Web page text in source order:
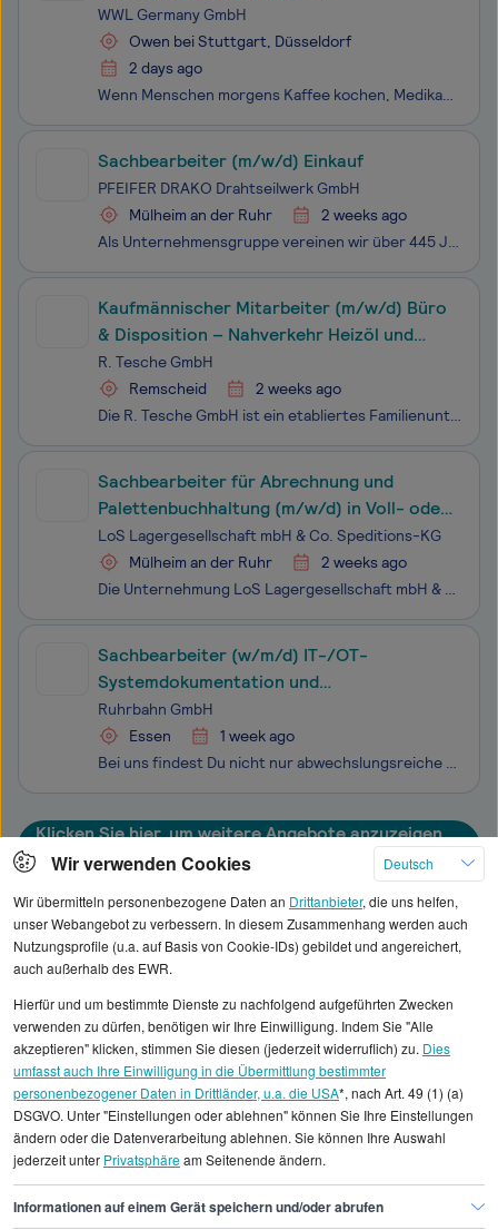
WWL Germany GmbH
Owen bei Stuttgart, Düsseldorf
2 days ago
Wenn Menschen morgens Kaffee kochen, Medikamente ankommen oder Ersatzteile rechtzeitig in der Produktion sind, steckt dahinter oft ein Export, der einfach funktioniert. Genau daran arbeitest du zusammen mit uns in Düsseldorf bei der Worldwide Logistics Group. Du machst Seefracht Export & Import
Sachbearbeiter (m/w/d) Einkauf
PFEIFER DRAKO Drahtseilwerk GmbH
Mülheim an der Ruhr
2 weeks ago
Als Unternehmensgruppe vereinen wir über 445 Jahre Erfahrung mit einem globalen Team aus über 1.400 Industrie-Experten. Wir setzen neue Maßstäbe für vielfältige Anwendungen innerhalb der Bau-, Logistik- und Architekturbranche. Darüber hinaus heißt „Wir schaffen Verbindungen, auf die Sie sich verlass
Kaufmännischer Mitarbeiter (m/w/d) Büro
& Disposition – Nahverkehr Heizöl und
Tankschutz Planung
R. Tesche GmbH
Remscheid
2 weeks ago
Die R. Tesche GmbH ist ein etabliertes Familienunternehmen aus Remscheid, das seit 1888 in fünfter Generation im Bergischen Land verwurzelt ist. Als spezialisierter Anbieter im Nahverkehr für Heizöl steuern wir flexible Transportlösungen und effiziente Dispositionsprozesse, die eine zuverlässige und
Sachbearbeiter für Abrechnung und
Palettenbuchhaltung (m/w/d) in Voll- oder
Teilzeit
LoS Lagergesellschaft mbH & Co. Speditions-KG
Mülheim an der Ruhr
2 weeks ago
Die Unternehmung LoS Lagergesellschaft mbH & Co. Speditions-KG gehört der Mahnke Unternehmensgruppe an. Die LoS Lagergesellschaft mbH & Co Speditions-KG ist Spezialist für Beschaffungslogistik im Lebensmitteleinzelhandel und Teil unserer Unternehmensgruppe. Wir beliefern täglich zahlreiche Handelspa
Sachbearbeiter (w/m/d) IT-/OT-
Systemdokumentation und
Systemadministration
Ruhrbahn GmbH
Essen
1 week ago
Bei uns findest Du nicht nur abwechslungsreiche und zukunftssichere Arbeitsplätze in Essen und Mülheim an der Ruhr. In einem familiären Arbeitsumfeld, das von Respekt, gegenseitiger Unterstützung und Wertschätzung geprägt ist, arbeiten rund 2.500 Mitarbeitende aus 42 Nationen in verschiedensten Beru
Klicken Sie hier, um weitere Angebote anzuzeigen
Alle angezeigten Gehaltsdaten beruhen auf
Durchschnittswerte und die Angaben können nicht
einzelnen Stellenangeboten zugeordnet werden.
Gehaltsinformationen
Logistik
Sachbearbeiter/in Disposition
Sachbearbeiter/in Disposition Wuppertal
Wir verwenden Cookies
Deutsch
Wir übermitteln personenbezogene Daten an Drittanbieter, die uns helfen,
unser Webangebot zu verbessern. In diesem Zusammenhang werden auch
Nutzungsprofile (u.a. auf Basis von Cookie-IDs) gebildet und angereichert,
auch außerhalb des EWR.
Hierfür und um bestimmte Dienste zu nachfolgend aufgeführten Zwecken
verwenden zu dürfen, benötigen wir Ihre Einwilligung. Indem Sie "Alle
akzeptieren" klicken, stimmen Sie diesen (jederzeit widerruflich) zu. Dies
umfasst auch Ihre Einwilligung in die Übermittlung bestimmter
personenbezogener Daten in Drittländer, u.a. die USA*, nach Art. 49 (1) (a)
DSGVO. Unter "Einstellungen oder ablehnen" können Sie Ihre Einstellungen
ändern oder die Datenverarbeitung ablehnen. Sie können Ihre Auswahl
jederzeit unter Privatsphäream Seitenende ändern.
Informationen auf einem Gerät speichern und/oder abrufen